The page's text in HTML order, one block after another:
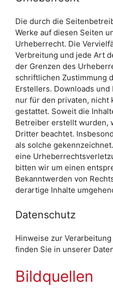
Die durch die
Werke auf diesen Seiten
Urheberrecht. Die
Verbreitung und jede Art
der Grenzen des
schriftlichen Zustimmung
Erstellers. Downloads
nur für den privaten, nicht
gestattet. Soweit die
Betreiber erstellt wurden,
Dritter beachtet.
als solche
eine
bitten wir um einen
Bekanntwerden von
derartige Inhalte
Datenschutz
Hinweise zur
finden Sie in unserer
Bildquellen